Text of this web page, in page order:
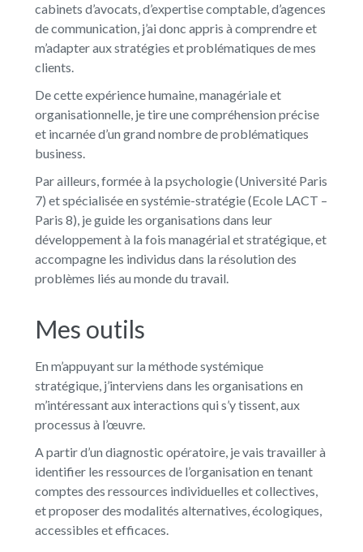
cabinets d’avocats, d’expertise comptable, d’agences
de communication, j’ai donc appris à comprendre et
m’adapter aux stratégies et problématiques de mes
clients.
De cette expérience humaine, managériale et
organisationnelle, je tire une compréhension précise
et incarnée d’un grand nombre de problématiques
business.
Par ailleurs, formée à la psychologie (Université Paris
7) et spécialisée en systémie-stratégie (Ecole LACT –
Paris 8), je guide les organisations dans leur
développement à la fois managérial et stratégique, et
accompagne les individus dans la résolution des
problèmes liés au monde du travail.
Mes outils
En m’appuyant sur la méthode systémique
stratégique, j’interviens dans les organisations en
m’intéressant aux interactions qui s’y tissent, aux
processus à l’œuvre.
A partir d’un diagnostic opératoire, je vais travailler à
identifier les ressources de l’organisation en tenant
comptes des ressources individuelles et collectives,
et proposer des modalités alternatives, écologiques,
accessibles et efficaces.